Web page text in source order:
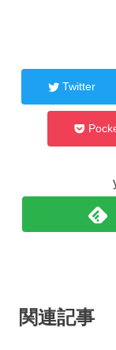
Twitter
関連記事